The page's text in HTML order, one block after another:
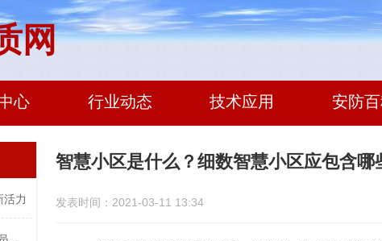
网
心 行业动态 技术应用 安防
活力
智慧小区是什么？细数智慧小区应包含哪
发表时间：2021-03-11 13:34